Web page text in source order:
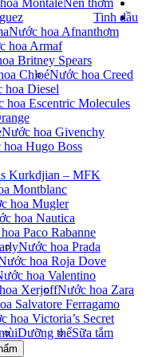
Montale
Nước hoa Afnan
hoa Armaf
Britney Spears
ChloéNước hoa Creed
hoa Diesel
hoa Escentric Molecules
Nước hoa Givenchy
Hugo Boss
Kurkdjian – MFK
Montblanc
hoa Mugler
hoa Nautica
Paco Rabanne
Nước hoa Prada
hoa Roja Dove
hoa Valentino
XerjoffNước hoa Zara
Salvatore Ferragamo
hoa Victoria’s Secret
Dưỡng thểSữa tắm
Nến thơm
Tinh dầu
thơm